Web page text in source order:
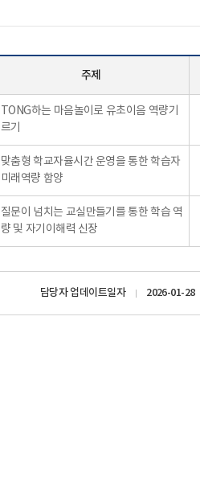
주제
TONG하는 마음놀이로 유초이음 역량기
르기
맞춤형 학교자율시간 운영을 통한 학습자
미래역량 함양
질문이 넘치는 교실만들기를 통한 학습 역
량 및 자기이해력 신장
담당자 업데이트일자 2026-01-28